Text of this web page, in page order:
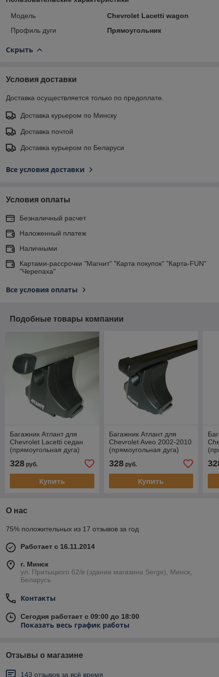
Модель
Chevrolet Lacetti wagon
Профиль дуги
Прямоугольник
Скрыть
Условия доставки
Доставка осуществляется только по предоплате.
Доставка курьером по Минску
Доставка почтой
Доставка курьером по Беларуси
Все условия доставки
Условия оплаты
Безналичный расчет
Наложенный платеж
Наличными
Картами-рассрочки "Магнит" "Карта покупок" "Карта-FUN"
"Черепаха"
Все условия оплаты
Подобные товары компании
Багажник Атлант для
Chevrolet Lacetti седан
(прямоугольная дуга)
328 руб.
Купить
Багажник Атлант для
Chevrolet Aveo 2002-2010
(прямоугольная дуга)
328руб.
Купить
О нас
75% положительных из 17 отзывов за год
Работает с 16.11.2014
г. Минск
ул. Притыцкого 62/в (здание магазина Serge), Минск,
Беларусь
Контакты
Сегодня работает с 09:00 до 18:00
Показать весь график работы
Отзывы о магазине
143 отзывов за всё время